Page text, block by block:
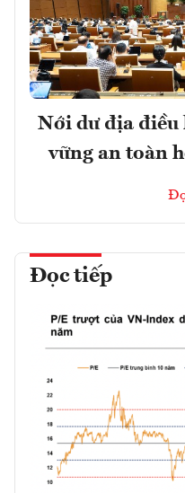
Nới dư địa điều
vững an toàn
Đọc tiếp